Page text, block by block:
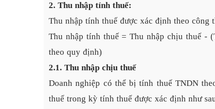
2. Thu nhập tính thuế:
Thu nhập tính thuế được xác định theo công
Thu nhập tính thuế = Thu nhập chịu thuế -
theo quy định)
2.1. Thu nhập chịu thuế
Doanh nghiệp có thể bị tính thuế TNDN
thuế trong kỳ tính thuế được xác định như